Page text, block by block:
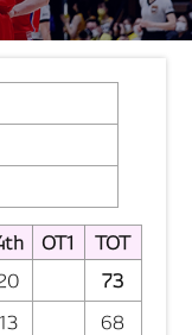
OT1
TOT
73
13 68